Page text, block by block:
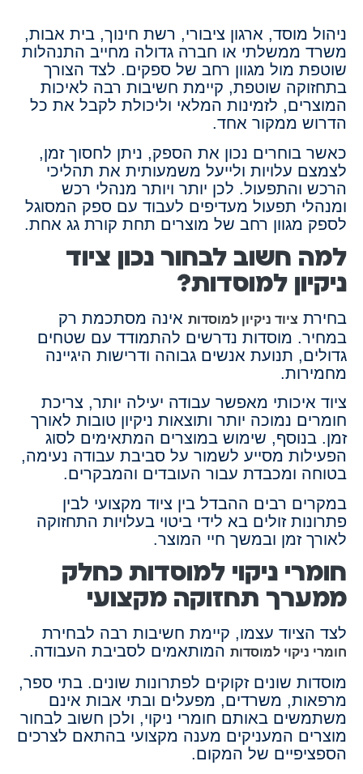
ניהול מוסד, ארגון ציבורי, רשת חינוך, בית אבות,
משרד ממשלתי או חברה גדולה מחייב התנהלות
שוטפת מול מגוון רחב של ספקים. לצד הצורך
בתחזוקה שוטפת, קיימת חשיבות רבה לאיכות
המוצרים, לזמינות המלאי וליכולת לקבל את כל
הדרוש ממקור אחד.
כאשר בוחרים נכון את הספק, ניתן לחסוך זמן,
לצמצם עלויות ולייעל משמעותית את תהליכי
הרכש והתפעול. לכן יותר ויותר מנהלי רכש
ומנהלי תפעול מעדיפים לעבוד עם ספק המסוגל
לספק מגוון רחב של מוצרים תחת קורת גג אחת.
למה חשוב לבחור נכון ציוד
ניקיון למוסדות?
בחירת ציוד ניקיון למוסדות אינה מסתכמת רק
במחיר. מוסדות נדרשים להתמודד עם שטחים
גדולים, תנועת אנשים גבוהה ודרישות היגיינה
מחמירות.
ציוד איכותי מאפשר עבודה יעילה יותר, צריכת
חומרים נמוכה יותר ותוצאות ניקיון טובות לאורך
זמן. בנוסף, שימוש במוצרים המתאימים לסוג
הפעילות מסייע לשמור על סביבת עבודה נעימה,
בטוחה ומכבדת עבור העובדים והמבקרים.
במקרים רבים ההבדל בין ציוד מקצועי לבין
פתרונות זולים בא לידי ביטוי בעלויות התחזוקה
לאורך זמן ובמשך חיי המוצר.
חומרי ניקוי למוסדות כחלק
ממערך תחזוקה מקצועי
לצד הציוד עצמו, קיימת חשיבות רבה לבחירת
חומרי ניקוי למוסדות המותאמים לסביבת העבודה.
מוסדות שונים זקוקים לפתרונות שונים. בתי ספר,
מרפאות, משרדים, מפעלים ובתי אבות אינם
משתמשים באותם חומרי ניקוי, ולכן חשוב לבחור
מוצרים המעניקים מענה מקצועי בהתאם לצרכים
הספציפיים של המקום.